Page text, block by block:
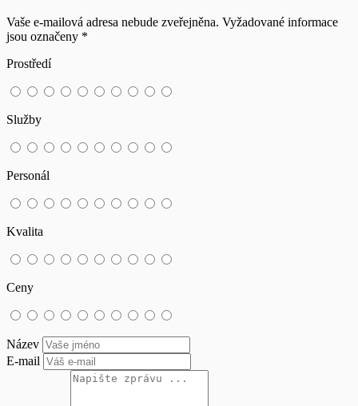
Vaše e-mailová adresa nebude zveřejněna. Vyžadované informace
jsou označeny *
Prostředí
Služby
Personál
Kvalita
Ceny
Název
E-mail